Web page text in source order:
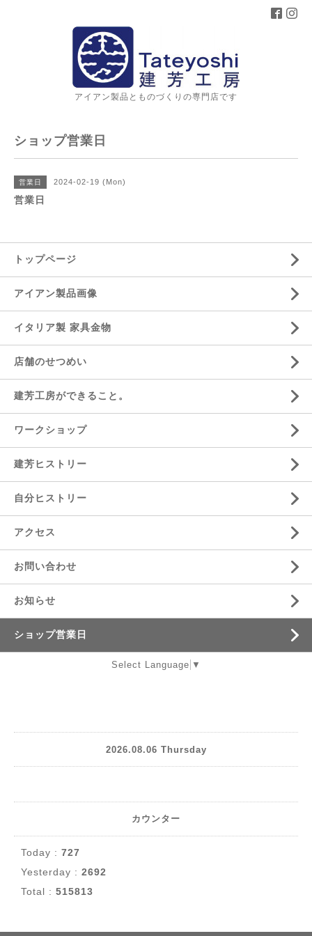
アイアン製品とものづくりの専門店です
ショップ営業日
営業日 2024-02-19 (Mon)
営業日
トップページ
アイアン製品画像
イタリア製 家具金物
店舗のせつめい
建芳工房ができること。
ワークショップ
建芳ヒストリー
自分ヒストリー
アクセス
お問い合わせ
お知らせ
ショップ営業日
Select Language ▼
2026.08.06 Thursday
カウンター
Today : 727
Yesterday : 2692
Total : 515813